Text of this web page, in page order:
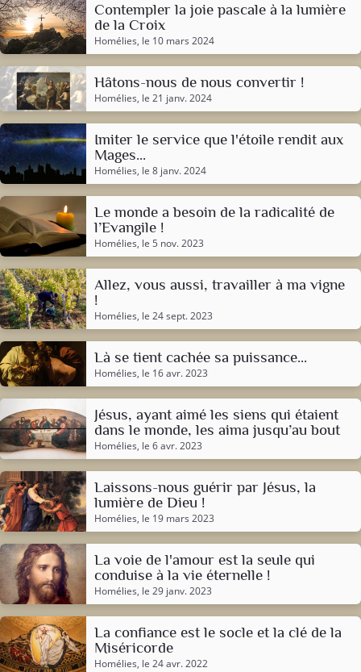
Contempler la joie pascale à la lumière
de la Croix
Homélies, le 10 mars 2024
Hâtons-nous de nous convertir !
Homélies, le 21 janv. 2024
Imiter le service que l'étoile rendit aux
Mages...
Homélies, le 8 janv. 2024
Le monde a besoin de la radicalité de
l’Evangile !
Homélies, le 5 nov. 2023
Allez, vous aussi, travailler à ma vigne
!
Homélies, le 24 sept. 2023
Là se tient cachée sa puissance...
Homélies, le 16 avr. 2023
Jésus, ayant aimé les siens qui étaient
dans le monde, les aima jusqu’au bout
Homélies, le 6 avr. 2023
Laissons-nous guérir par Jésus, la
lumière de Dieu !
Homélies, le 19 mars 2023
La voie de l'amour est la seule qui
conduise à la vie éternelle !
Homélies, le 29 janv. 2023
La confiance est le socle et la clé de la
Miséricorde
Homélies, le 24 avr. 2022